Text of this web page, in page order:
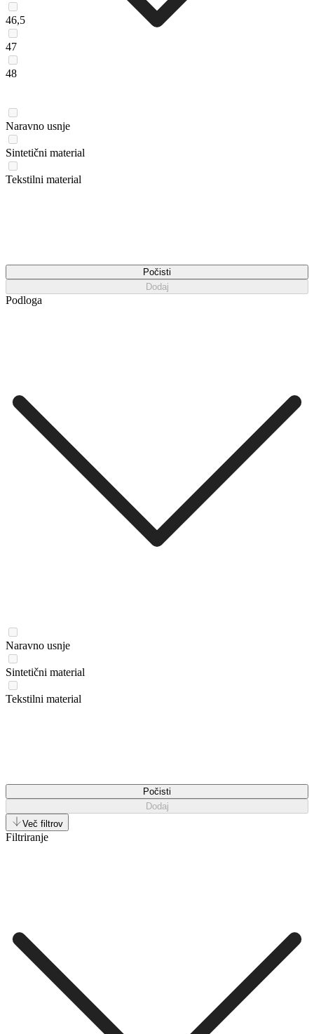
46,5
47
48
Naravno usnje
Sintetični material
Tekstilni material
Počisti
Dodaj
Podloga
Naravno usnje
Sintetični material
Tekstilni material
Počisti
Dodaj
Več filtrov
Filtriranje